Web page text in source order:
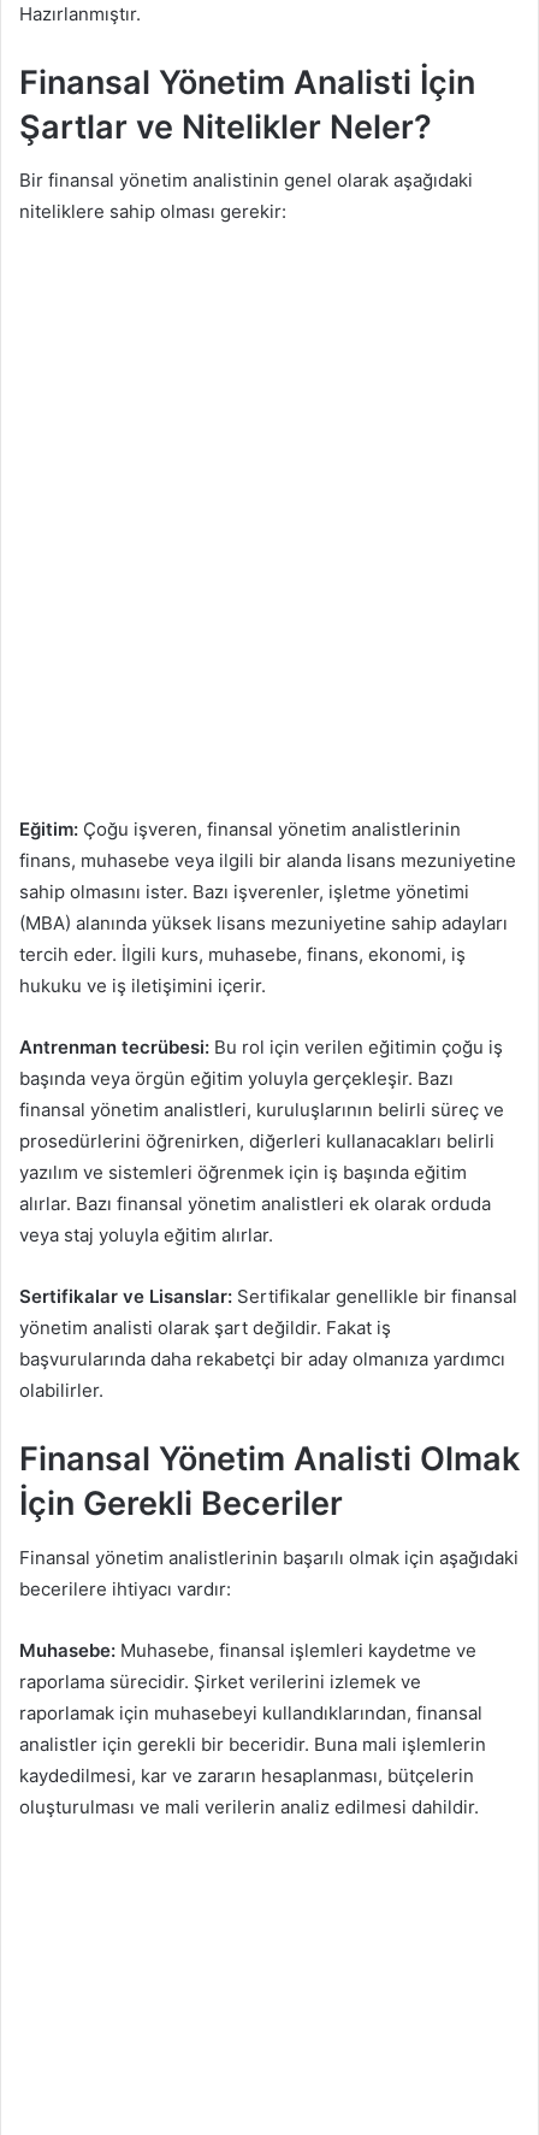
Hazırlanmıştır.
Finansal Yönetim Analisti İçin
Şartlar ve Nitelikler Neler?
Bir finansal yönetim analistinin genel olarak aşağıdaki
niteliklere sahip olması gerekir:
Eğitim: Çoğu işveren, finansal yönetim analistlerinin
finans, muhasebe veya ilgili bir alanda lisans mezuniyetine
sahip olmasını ister. Bazı işverenler, işletme yönetimi
(MBA) alanında yüksek lisans mezuniyetine sahip adayları
tercih eder. İlgili kurs, muhasebe, finans, ekonomi, iş
hukuku ve iş iletişimini içerir.
Antrenman tecrübesi: Bu rol için verilen eğitimin çoğu iş
başında veya örgün eğitim yoluyla gerçekleşir. Bazı
finansal yönetim analistleri, kuruluşlarının belirli süreç ve
prosedürlerini öğrenirken, diğerleri kullanacakları belirli
yazılım ve sistemleri öğrenmek için iş başında eğitim
alırlar. Bazı finansal yönetim analistleri ek olarak orduda
veya staj yoluyla eğitim alırlar.
Sertifikalar ve Lisanslar: Sertifikalar genellikle bir finansal
yönetim analisti olarak şart değildir. Fakat iş
başvurularında daha rekabetçi bir aday olmanıza yardımcı
olabilirler.
Finansal Yönetim Analisti Olmak
İçin Gerekli Beceriler
Finansal yönetim analistlerinin başarılı olmak için aşağıdaki
becerilere ihtiyacı vardır:
Muhasebe: Muhasebe, finansal işlemleri kaydetme ve
raporlama sürecidir. Şirket verilerini izlemek ve
raporlamak için muhasebeyi kullandıklarından, finansal
analistler için gerekli bir beceridir. Buna mali işlemlerin
kaydedilmesi, kar ve zararın hesaplanması, bütçelerin
oluşturulması ve mali verilerin analiz edilmesi dahildir.